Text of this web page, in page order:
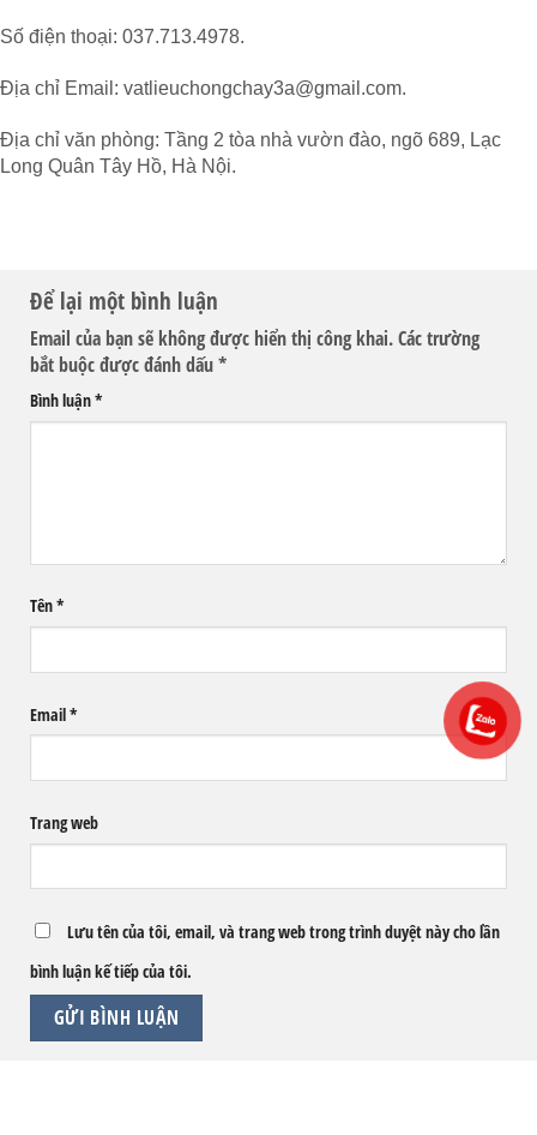
Số điện thoại: 037.713.4978.
Địa chỉ Email: vatlieuchongchay3a@gmail.com.
Địa chỉ văn phòng: Tầng 2 tòa nhà vườn đào, ngõ 689, Lạc
Long Quân Tây Hồ, Hà Nội.
Để lại một bình luận
Email của bạn sẽ không được hiển thị công khai.Các trường
bắt buộc được đánh dấu*
Bình luận*
Tên*
Email*
Trang web
Lưu tên của tôi, email, và trang web trong trình duyệt này cho lần
bình luận kế tiếp của tôi.